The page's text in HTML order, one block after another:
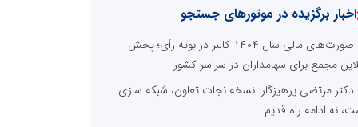
اخبار برگزیده در موتورهای جستجو
صورت‌های مالی سال ۱۴۰۴ کالبر در بوته رأی؛ پخش
مجمع برای سهامداران در سراسر کشور
دکتر مرتضی پرهیزگار: نسخه نجات تعاون، شبکه سازی
نه ادامه راه قدیم